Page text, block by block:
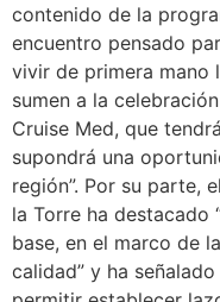
contenido de la
encuentro pensado
vivir de primera mano
sumen a la
Cruise Med, que
supondrá una
región”. Por su parte,
la Torre ha destacado
base, en el marco de
calidad” y ha